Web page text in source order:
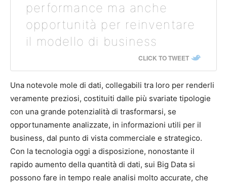
performance ma anche
opportunità per reinventare
il modello di business
CLICK TO TWEET
Una notevole mole di dati, collegabili tra loro per renderli
veramente preziosi, costituiti dalle più svariate tipologie
con una grande potenzialità di trasformarsi, se
opportunamente analizzate, in informazioni utili per il
business, dal punto di vista commerciale e strategico.
Con la tecnologia oggi a disposizione, nonostante il
rapido aumento della quantità di dati, sui Big Data si
possono fare in tempo reale analisi molto accurate, che